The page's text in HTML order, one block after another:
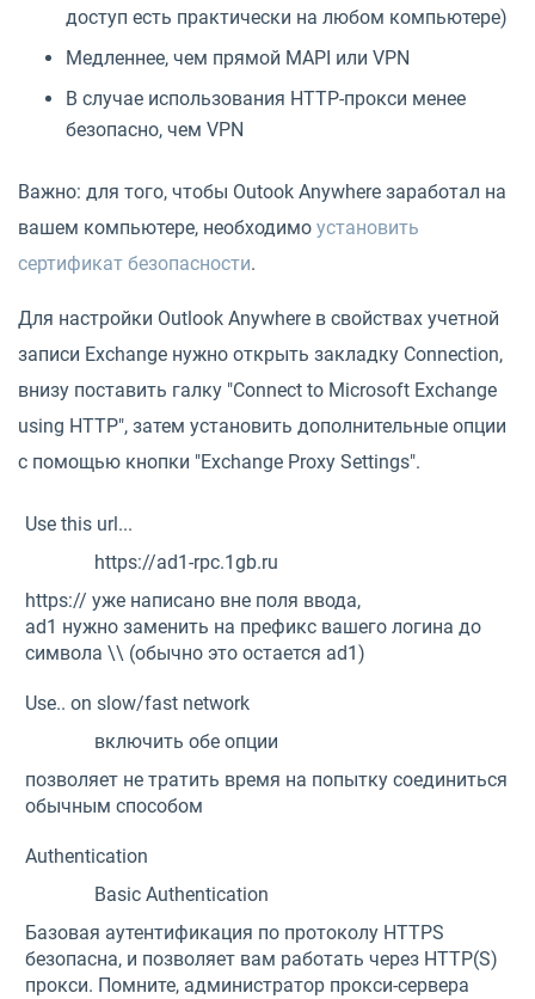
доступ есть практически на любом компьютере)
Медленнее, чем прямой MAPI или VPN
В случае использования HTTP-прокси менее
безопасно, чем VPN
Важно: для того, чтобы Outook Anywhere заработал на
вашем компьютере, необходимо установить
сертификат безопасности.
Для настройки Outlook Anywhere в свойствах учетной
записи Exchange нужно открыть закладку Connection,
внизу поставить галку "Connect to Microsoft Exchange
using HTTP", затем установить дополнительные опции
с помощью кнопки "Exchange Proxy Settings".
Use this url...
https://ad1-rpc.1gb.ru
https:// уже написано вне поля ввода,
ad1 нужно заменить на префикс вашего логина до
символа \\ (обычно это остается ad1)
Use.. on slow/fast network
включить обе опции
позволяет не тратить время на попытку соединиться
обычным способом
Authentication
Basic Authentication
Базовая аутентификация по протоколу HTTPS
безопасна, и позволяет вам работать через HTTP(S)
прокси. Помните, администратор прокси-сервера